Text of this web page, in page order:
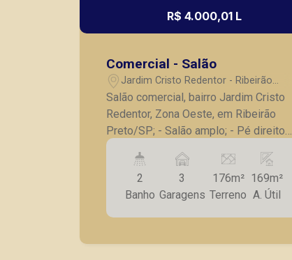
R$ 4.000,01 L
Comercial - Salão
Jardim Cristo Redentor - Ribeirão
Preto/SP
Salão comercial, bairro Jardim Cristo
Redentor, Zona Oeste, em Ribeirão
Preto/SP; - Salão amplo; - Pé direito
alto; - Mezanino; - Cozinha com
bancada; - 02 banheiros, sendo 01 PNE;
- Porta de aço automatizada; - 03
de garagem frontais e rotativas; Seja
para vender, alugar ou adquirir seu
Imóveis, a sua imobiliária em Ribeirão
2
Banho
3
Garagens
176m²
Terreno
169m²
A. Útil